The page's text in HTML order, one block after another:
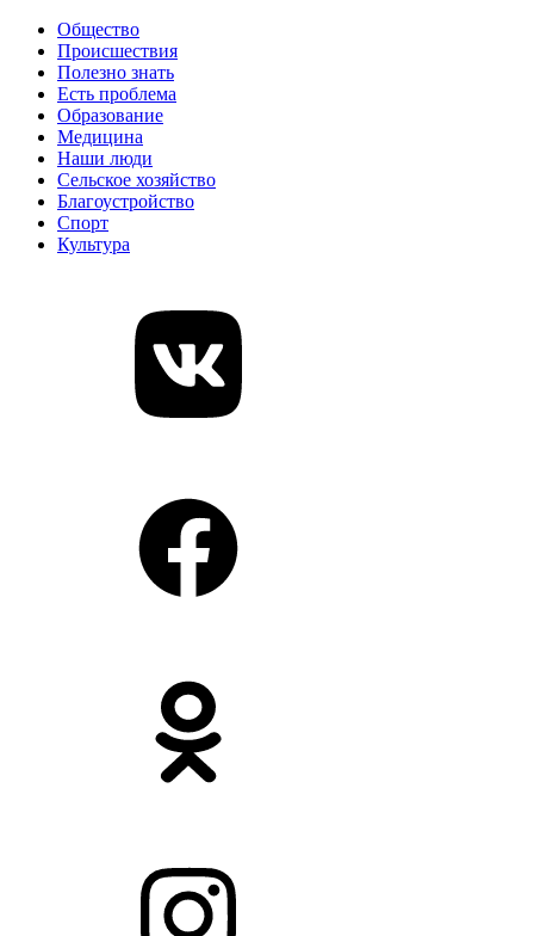
Общество
Происшествия
Полезно знать
Есть проблема
Образование
Медицина
Наши люди
Сельское хозяйство
Благоустройство
Спорт
Культура